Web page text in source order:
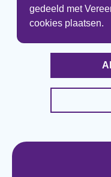
gedeeld met
cookies plaatsen.